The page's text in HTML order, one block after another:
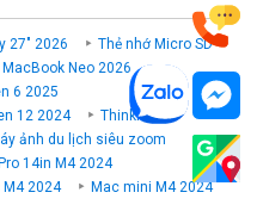
27" 2026
Thẻ nhớ Micro SD
MacBook Neo 2026
6 2025
12 2024
ThinkPad P
ảnh du lịch siêu zoom
14in M4 2024
M4 2024
Mac mini M4 2024